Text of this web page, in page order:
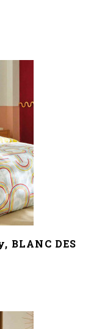
BLANC DES